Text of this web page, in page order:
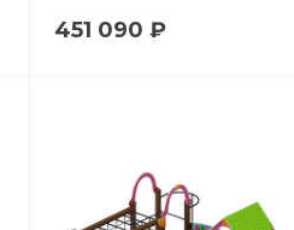
451 090 ₽